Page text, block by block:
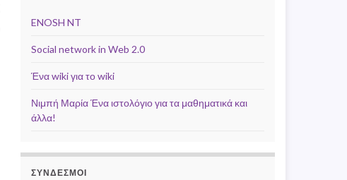
ENOSH NT
Social network in Web 2.0
Ένα wiki για το wiki
Νιμπή Μαρία Ένα ιστολόγιο για τα μαθηματικά και
άλλα!
ΣΥΝΔΕΣΜΟΙ